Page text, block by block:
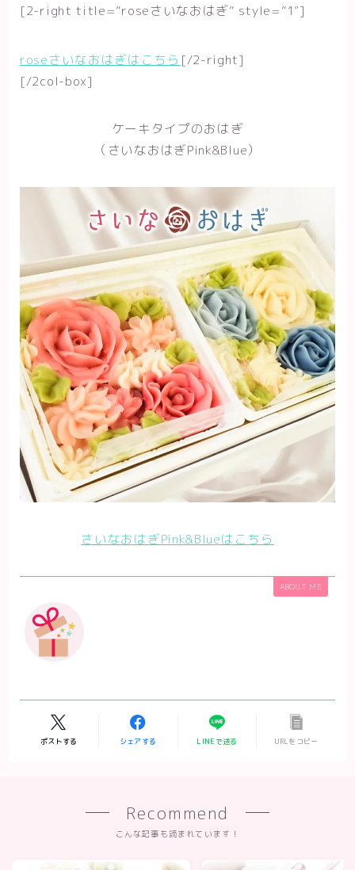
[2-right title=”roseさいなおはぎ” style=”1″]
roseさいなおはぎはこちら [/2-right]
[/2col-box]
ケーキタイプのおはぎ
（さいなおはぎPink&Blue）
さいなおはぎPink&Blueはこちら
ABOUT ME
ポストする シェアする LINEで送る URLをコピー
Recommend
こんな記事も読まれています！